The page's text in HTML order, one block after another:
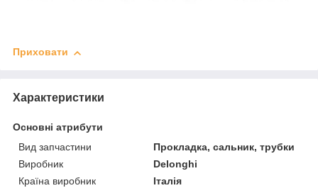
Приховати
Характеристики
Основні атрибути
Вид запчастини
Прокладка, сальник, трубки
Виробник
Delonghi
Країна виробник
Італія